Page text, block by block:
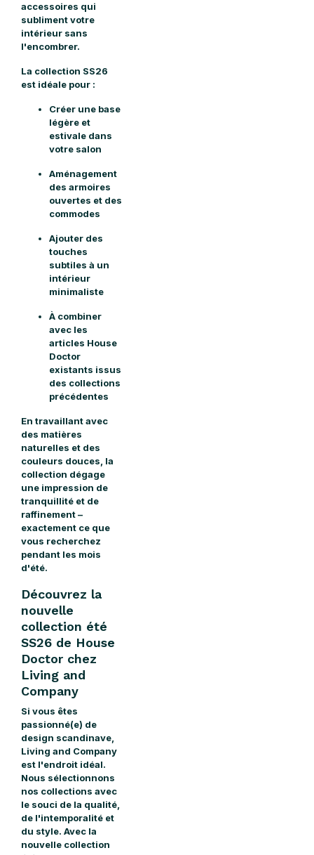
accessoires qui
subliment votre
intérieur sans
l'encombrer.
La collection SS26
est idéale pour :
Créer une base
légère et
estivale dans
votre salon
Aménagement
des armoires
ouvertes et des
commodes
Ajouter des
touches
subtiles à un
intérieur
minimaliste
À combiner
avec les
articles House
Doctor
existants issus
des collections
précédentes
En travaillant avec
des matières
naturelles et des
couleurs douces, la
collection dégage
une impression de
tranquillité et de
raffinement –
exactement ce que
vous recherchez
pendant les mois
d'été.
Découvrez la
nouvelle
collection été
SS26 de House
Doctor chez
Living and
Company
Si vous êtes
passionné(e) de
design scandinave,
Living and Company
est l'endroit idéal.
Nous sélectionnons
nos collections avec
le souci de la qualité,
de l'intemporalité et
du style. Avec la
nouvelle collection